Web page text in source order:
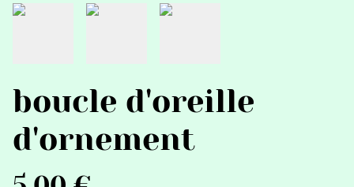
boucle d'oreille
d'ornement